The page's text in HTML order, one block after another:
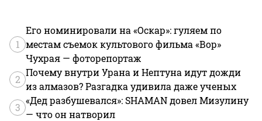
1
Его номинировали на «Оскар»: гуляем по
местам съемок культового фильма «Вор»
Чухрая — фоторепортаж
2
Почему внутри Урана и Нептуна идут дожди
из алмазов? Разгадка удивила даже ученых
3
«Дед разбушевался»: SHAMAN довел Мизулину
— что он натворил